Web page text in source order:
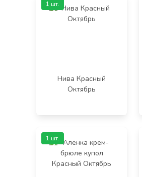
Нива Красный
Октябрь
1 шт.
1 шт.